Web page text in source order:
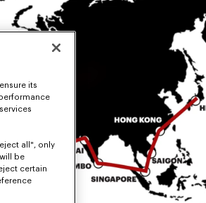
its
all", only
be
certain